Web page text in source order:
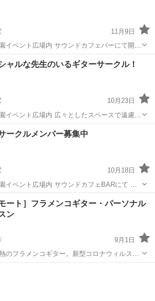
11月9日
イベント広場内 サウンドカフェバーにて開
初心者対象。年齢不問、貸しギターあり、
ギター
ャルな先生のいるギターサークル！
10月23日
々としたスペースで遠慮な
曜日 17時から19時 入退出自由。 １ヶ月
駅 先生
ークルメンバー募集中
10月18日
ベント広場内 サウンドカフェBARにて 仲
先生もついています。 見学もお気軽にお声掛
駅 サークル
モート］フラメンコギター・パーソナル
ン
9月1日
のフラメンコギター。新型コロナウィルス感
のパーソナル